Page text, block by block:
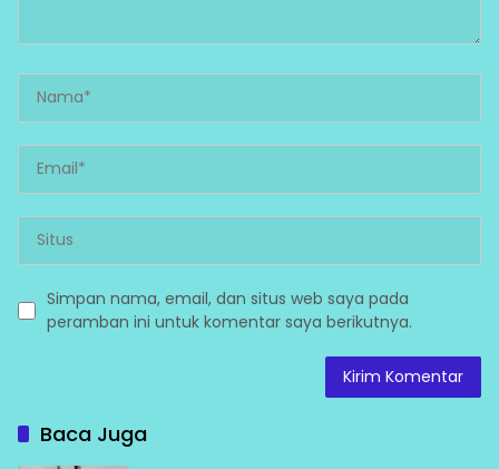
Simpan nama, email, dan situs web saya pada
peramban ini untuk komentar saya berikutnya.
Baca Juga